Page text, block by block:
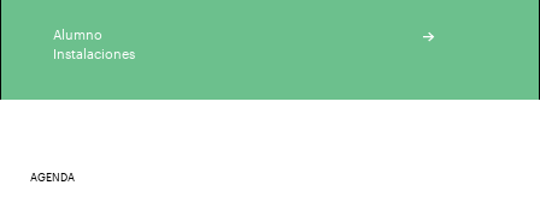
Alumno
Instalaciones
AGENDA